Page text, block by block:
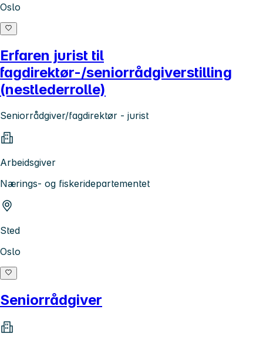
Oslo
Erfaren jurist til
fagdirektør-/seniorrådgiverstilling
(nestlederrolle)
Seniorrådgiver/fagdirektør - jurist
Arbeidsgiver
Nærings- og fiskeridepartementet
Sted
Oslo
Seniorrådgiver